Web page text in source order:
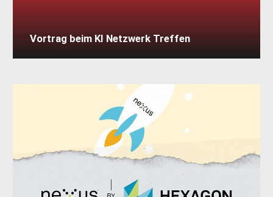
Vortrag beim KI Netzwerk Treffen